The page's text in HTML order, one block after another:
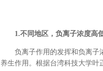
1.不同地区，负离子浓度高
负离子作用的发挥和负离子
养生作用。根据台湾科技大学叶